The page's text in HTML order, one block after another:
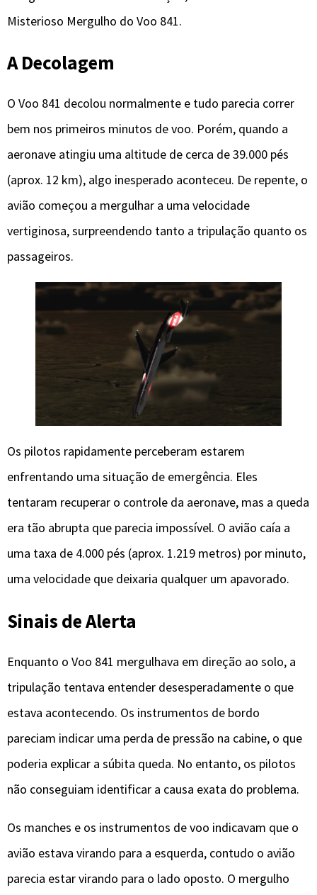
Misterioso Mergulho do Voo 841.
A Decolagem
O Voo 841 decolou normalmente e tudo parecia correr
bem nos primeiros minutos de voo. Porém, quando a
aeronave atingiu uma altitude de cerca de 39.000 pés
(aprox. 12 km), algo inesperado aconteceu. De repente, o
avião começou a mergulhar a uma velocidade
vertiginosa, surpreendendo tanto a tripulação quanto os
passageiros.
Os pilotos rapidamente perceberam estarem
enfrentando uma situação de emergência. Eles
tentaram recuperar o controle da aeronave, mas a queda
era tão abrupta que parecia impossível. O avião caía a
uma taxa de 4.000 pés (aprox. 1.219 metros) por minuto,
uma velocidade que deixaria qualquer um apavorado.
Sinais de Alerta
Enquanto o Voo 841 mergulhava em direção ao solo, a
tripulação tentava entender desesperadamente o que
estava acontecendo. Os instrumentos de bordo
pareciam indicar uma perda de pressão na cabine, o que
poderia explicar a súbita queda. No entanto, os pilotos
não conseguiam identificar a causa exata do problema.
Os manches e os instrumentos de voo indicavam que o
avião estava virando para a esquerda, contudo o avião
parecia estar virando para o lado oposto. O mergulho